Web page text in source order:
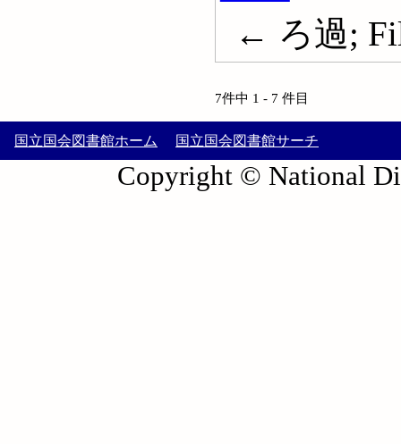
← ろ過;
7件中 1 - 7 件目
国立国会図書館ホーム 国立国会図書館サーチ
Copyright © National